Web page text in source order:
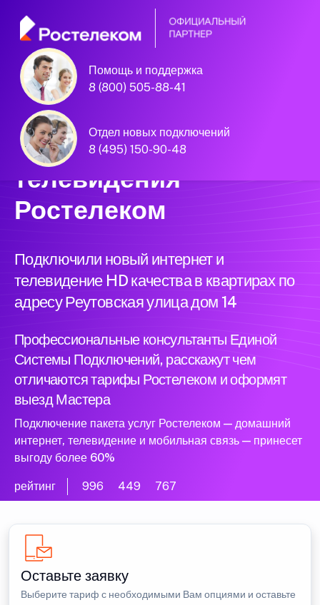
Помощь и поддержка
8 (800) 505-88-41
Отдел новых подключений
8 (495) 150-90-48
Единая Система
Подключений
нового интернета и
телевидения
Ростелеком
Подключили новый интернет и
телевидение HD качества в квартирах по
адресу Реутовская улица дом 14
Профессиональные консультанты Единой
Системы Подключений, расскажут чем
отличаются тарифы Ростелеком и оформят
выезд Мастера
Подключение пакета услуг Ростелеком — домашний
интернет, телевидение и мобильная связь — принесет
выгоду более 60%
рейтинг 996 449 767
Оставьте заявку
Выберите тариф с необходимыми Вам опциями и оставьте